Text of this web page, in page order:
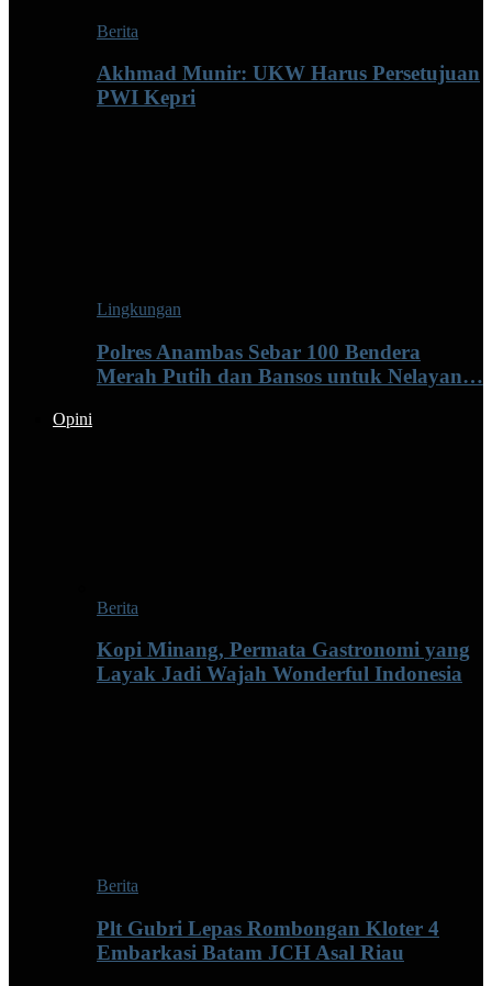
Berita
Akhmad Munir: UKW Harus Persetujuan
PWI Kepri
Lingkungan
Polres Anambas Sebar 100 Bendera
Merah Putih dan Bansos untuk Nelayan…
Opini
Berita
Kopi Minang, Permata Gastronomi yang
Layak Jadi Wajah Wonderful Indonesia
Berita
Plt Gubri Lepas Rombongan Kloter 4
Embarkasi Batam JCH Asal Riau